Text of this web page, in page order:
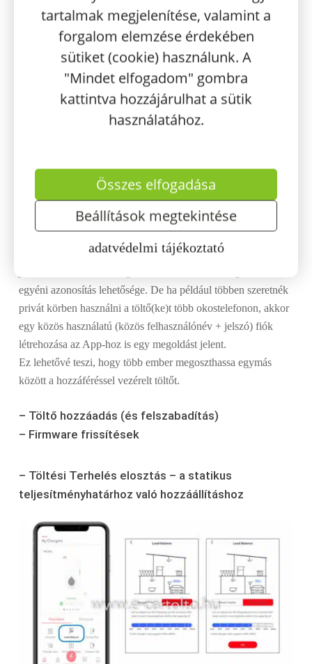
tartalmak megjelenítése, valamint a
forgalom elemzése érdekében
sütiket (cookie) használunk. A
"Mindet elfogadom" gombra
kattintva hozzájárulhat a sütik
használatához.
Összes elfogadása
Beállítások megtekintése
adatvédelmi tájékoztató
rendkívül széles beállítási lehetőséggel
funkciók találhatók:
– Azonosítás
A töltő “aktiválásához” / használatához az appban létre kell
hozni egy jelszóval védett felhasználói fiókot, így levédhető
egyéni azonosítás lehetősége. De ha például többen szeretnék
privát körben használni a töltő(ke)t több okostelefonon, akkor
egy közös használatú (közös felhasználónév + jelszó) fiók
létrehozása az App-hoz is egy megoldást jelent.
Ez lehetővé teszi, hogy több ember megoszthassa egymás
között a hozzáféréssel vezérelt töltőt.
– Töltő hozzáadás (és felszabadítás)
– Firmware frissítések
– Töltési Terhelés elosztás – a statikus
teljesítményhatárhoz való hozzáállításhoz